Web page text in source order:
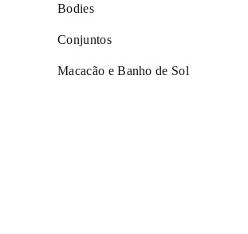
Bodies
Conjuntos
Macacão e Banho de Sol